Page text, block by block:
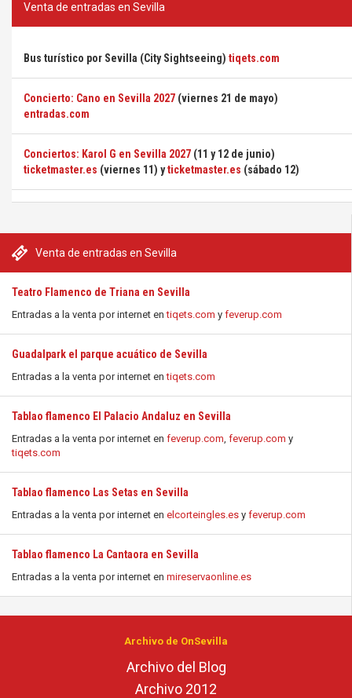
Venta de entradas en Sevilla
Teatro Flamenco de Triana en Sevilla
Entradas a la venta por internet entiqets.com y feverup.com
Guadalpark el parque acuático de Sevilla
Entradas a la venta por internet entiqets.com
Tablao flamenco El Palacio Andaluz en Sevilla
Entradas a la venta por internet en feverup.com, feverup.com y
tiqets.com
Tablao flamenco Las Setas en Sevilla
Entradas a la venta por internet en elcorteingles.es y feverup.com
Tablao flamenco La Cantaora en Sevilla
Entradas a la venta por internet en mireservaonline.es
Venta de entradas en Sevilla
Bus turístico por Sevilla (City Sightseeing) tiqets.com
Concierto: Cano en Sevilla 2027 (viernes 21 de mayo)
entradas.com
Conciertos: Karol G en Sevilla 2027 (11 y 12 de junio)
ticketmaster.es (viernes 11) yticketmaster.es (sábado 12)
Archivo de OnSevilla
Archivo del Blog
Archivo 2012